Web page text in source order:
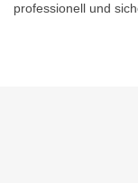
professionell und